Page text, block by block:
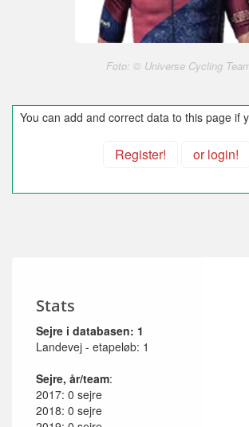
Foto: © Universe Cycling
You can add and correct data to this page if
Register! or login!
Stats
Sejre i databasen: 1
Landevej - etapeløb: 1
Sejre, år/team:
2017: 0 sejre
2018: 0 sejre